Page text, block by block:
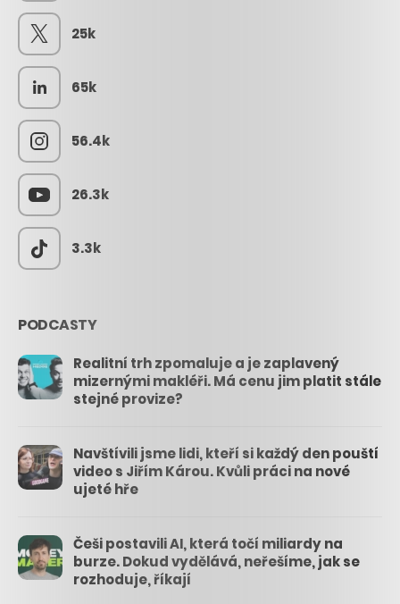
25k
65k
56.4k
26.3k
3.3k
PODCASTY
Realitní trh zpomaluje a je zaplavený
mizernými makléři. Má cenu jim platit stále
stejné provize?
Navštívili jsme lidi, kteří si každý den pouští
video s Jiřím Károu. Kvůli práci na nové
ujeté hře
Češi postavili AI, která točí miliardy na
burze. Dokud vydělává, neřešíme, jak se
rozhoduje, říkají